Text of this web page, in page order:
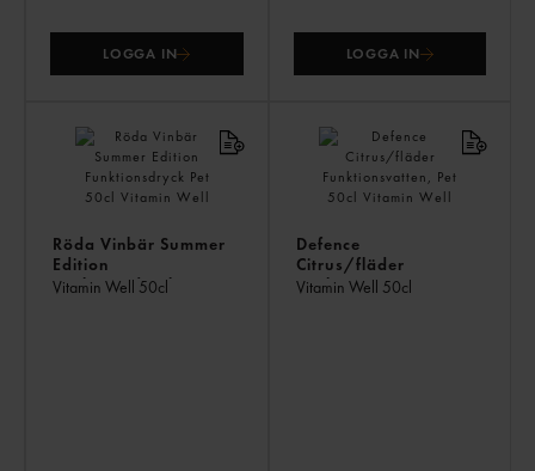
LOGGA IN LOGGA IN
Röda Vinbär Summer
Edition
Funktionsdryck Pet
Vitamin Well 50cl
Defence
Citrus/fläder
Funktionsvatten, Pet
Vitamin Well 50cl